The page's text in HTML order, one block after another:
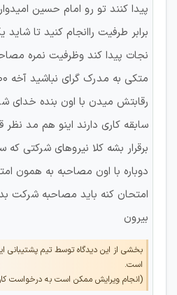
پیدا کنند تو رو امام حسین
برابر طرفیت راانجام کنید تا شاید
نجات پیدا کند وظرفیت نمره
سابقه کاری دارند اینو هم مد نظر
برقرار بشه کلا نیروهای شرکتی
امتحان کنه باید مصاحبه شرکت
بیرون
بخشی از این دیدگاه توسط تیم پشتیبانی
است.
(انجام ویرایش ممکن است به درخواست